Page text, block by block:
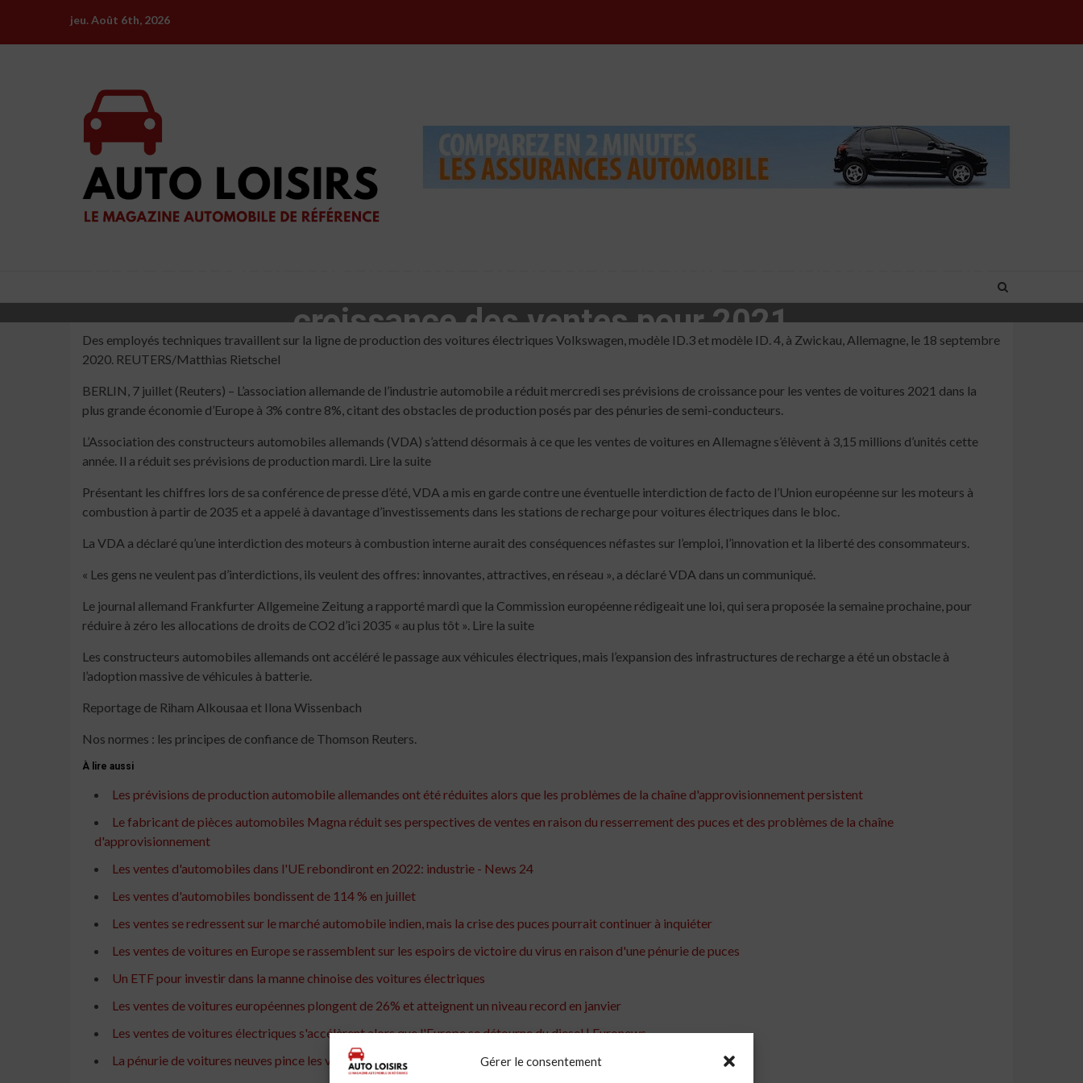
Gérer le consentement
content
jeu. Août 6th, 2026
croissance des ventes pour 2021
Des employés techniques travaillent sur la ligne de production des voitures électriques Volkswagen, modèle ID.3 et modèle ID. 4, à Zwickau, Allemagne, le 18 septembre
2020. REUTERS/Matthias Rietschel
BERLIN, 7 juillet (Reuters) – L’association allemande de l’industrie automobile a réduit mercredi ses prévisions de croissance pour les ventes de voitures 2021 dans la
plus grande économie d’Europe à 3% contre 8%, citant des obstacles de production posés par des pénuries de semi-conducteurs.
L’Association des constructeurs automobiles allemands (VDA) s’attend désormais à ce que les ventes de voitures en Allemagne s’élèvent à 3,15 millions d’unités cette
année. Il a réduit ses prévisions de production mardi. Lire la suite
Présentant les chiffres lors de sa conférence de presse d’été, VDA a mis en garde contre une éventuelle interdiction de facto de l’Union européenne sur les moteurs à
combustion à partir de 2035 et a appelé à davantage d’investissements dans les stations de recharge pour voitures électriques dans le bloc.
La VDA a déclaré qu’une interdiction des moteurs à combustion interne aurait des conséquences néfastes sur l’emploi, l’innovation et la liberté des consommateurs.
« Les gens ne veulent pas d’interdictions, ils veulent des offres: innovantes, attractives, en réseau », a déclaré VDA dans un communiqué.
Le journal allemand Frankfurter Allgemeine Zeitung a rapporté mardi que la Commission européenne rédigeait une loi, qui sera proposée la semaine prochaine, pour
réduire à zéro les allocations de droits de CO2 d’ici 2035 « au plus tôt ». Lire la suite
Les constructeurs automobiles allemands ont accéléré le passage aux véhicules électriques, mais l’expansion des infrastructures de recharge a été un obstacle à
l’adoption massive de véhicules à batterie.
Reportage de Riham Alkousaa et Ilona Wissenbach
Nos normes : les principes de confiance de Thomson Reuters.
À lire aussi
Les prévisions de production automobile allemandes ont été réduites alors que les problèmes de la chaîne d'approvisionnement persistent
Le fabricant de pièces automobiles Magna réduit ses perspectives de ventes en raison du resserrement des puces et des problèmes de la chaîne
d'approvisionnement
Les ventes d'automobiles dans l'UE rebondiront en 2022: industrie - News 24
Les ventes d'automobiles bondissent de 114 % en juillet
Les ventes se redressent sur le marché automobile indien, mais la crise des puces pourrait continuer à inquiéter
Les ventes de voitures en Europe se rassemblent sur les espoirs de victoire du virus en raison d'une pénurie de puces
Un ETF pour investir dans la manne chinoise des voitures électriques
Les ventes de voitures européennes plongent de 26% et atteignent un niveau record en janvier
Les ventes de voitures électriques s'accélèrent alors que l'Europe se détourne du diesel | Euronews
La pénurie de voitures neuves pince les ventes automobiles de juin et fait grimper les prix, selon les prévisionnistes